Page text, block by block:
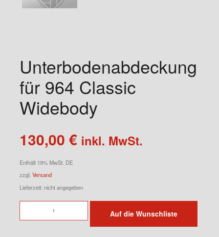
Unterbodenabdeckung
für 964 Classic
Widebody
130,00 € inkl. MwSt.
Enthält 19% MwSt. DE
zzgl. Versand
Lieferzeit: nicht angegeben
für
Auf die Wunschliste